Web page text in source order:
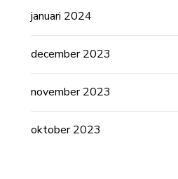
januari 2024
december 2023
november 2023
oktober 2023